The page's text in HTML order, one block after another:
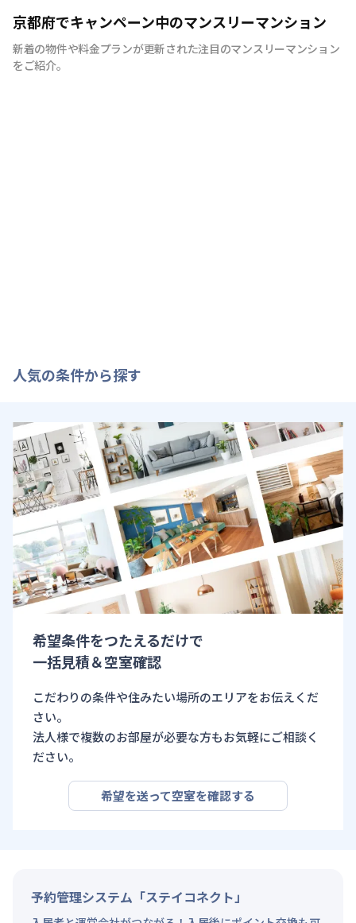
京都府でキャンペーン中のマンスリーマンション
新着の物件や料金プランが更新された注目のマンスリーマンション
をご紹介。
人気の条件から探す
希望条件をつたえるだけで
一括見積＆空室確認
こだわりの条件や住みたい場所のエリアをお伝えくだ
さい。
法人様で複数のお部屋が必要な方もお気軽にご相談く
ださい。
希望を送って空室を確認する
予約管理システム「ステイコネクト」